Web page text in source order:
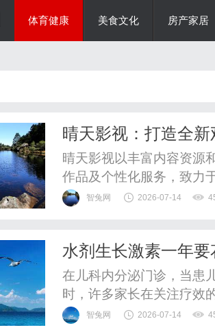
体育健康 美食文化 房产家居
晴天影视：打造全
晴天影视以丰富内容资源
作品及个性化服务，致力
智兔网 2026-07-14
水剂生长激素一年
45%后30公斤患儿
在儿科内分泌门诊，当患
时，许多家长在关注疗效
力：“水剂生长激素一年
智兔网 2026-07-14